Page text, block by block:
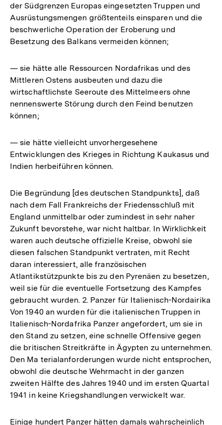
der Südgrenzen Europas eingesetzten Truppen und
Ausrüstungsmengen größtenteils einsparen und die
beschwerliche Operation der Eroberung und
Besetzung des Balkans vermeiden können;
— sie hätte alle Ressourcen Nordafrikas und des
Mittleren Ostens ausbeuten und dazu die
wirtschaftlichste Seeroute des Mittelmeers ohne
nennenswerte Störung durch den Feind benutzen
können;
— sie hätte vielleicht unvorhergesehene
Entwicklungen des Krieges in Richtung Kaukasus und
Indien herbeiführen können.
Die Begründung [des deutschen Standpunkts], daß
nach dem Fall Frankreichs der Friedensschluß mit
England unmittelbar oder zumindest in sehr naher
Zukunft bevorstehe, war nicht haltbar. In Wirklichkeit
waren auch deutsche offizielle Kreise, obwohl sie
diesen falschen Standpunkt vertraten, mit Recht
daran interessiert, alle französischen
Atlantikstützpunkte bis zu den Pyrenäen zu besetzen,
weil sie für die eventuelle Fortsetzung des Kampfes
gebraucht wurden. 2. Panzer für Italienisch-Nordairika
Von 1940 an wurden für die italienischen Truppen in
Italienisch-Nordafrika Panzer angefordert, um sie in
den Stand zu setzen, eine schnelle Offensive gegen
die britischen Streitkräfte in Ägypten zu unternehmen.
Den Ma terialanforderungen wurde nicht entsprochen,
obwohl die deutsche Wehrmacht in der ganzen
zweiten Hälfte des Jahres 1940 und im ersten Quartal
1941 in keine Kriegshandlungen verwickelt war.
Einige hundert Panzer hätten damals wahrscheinlich